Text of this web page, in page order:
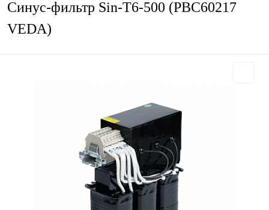
Синус-фильтр Sin-T6-500 (PBC60217
VEDA)